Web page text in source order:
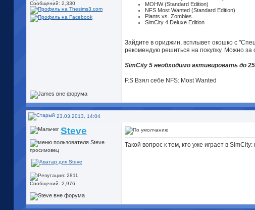
Сообщений: 2,330
MOHW (Standard Edition)
NFS Most Wanted (Standard Edition)
Plants vs. Zombies.
SimCity 4 Deluxe Edition
Зайдите в ориджин, всплывет окошко с
рекомендую решиться на покупку. Можно за
SimCity 5 необходимо активировать до
P.S Взял себе NFS: Most Wanted
23.03.2013, 14:04
Steve
просимовец
Сообщений: 2,976
Такой вопрос к тем, кто уже играет в